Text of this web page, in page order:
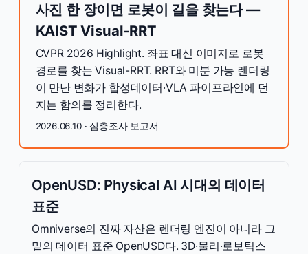
사진 한 장이면 로봇이 길을 찾는다 —
KAIST Visual-RRT
CVPR 2026 Highlight. 좌표 대신 이미지로 로봇
경로를 찾는 Visual-RRT. RRT와 미분 가능 렌더링
이 만난 변화가 합성데이터·VLA 파이프라인에 던
지는 함의를 정리한다.
2026.06.10 · 심층조사 보고서
OpenUSD: Physical AI 시대의 데이터
표준
Omniverse의 진짜 자산은 렌더링 엔진이 아니라 그
밑의 데이터 표준 OpenUSD다. 3D·물리·로보틱스